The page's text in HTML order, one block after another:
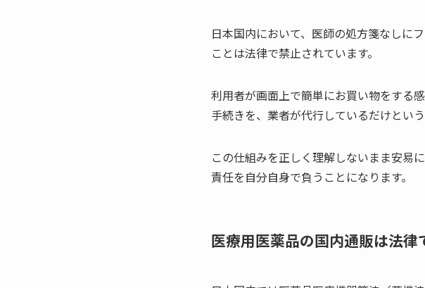
日本国内において、医師の処方箋なしに
ことは法律で禁止されています。
利用者が画面上で簡単にお買い物をする
手続きを、業者が代行しているだけという
この仕組みを正しく理解しないまま安易
責任を自分自身で負うことになります。
医療用医薬品の国内通販は法律